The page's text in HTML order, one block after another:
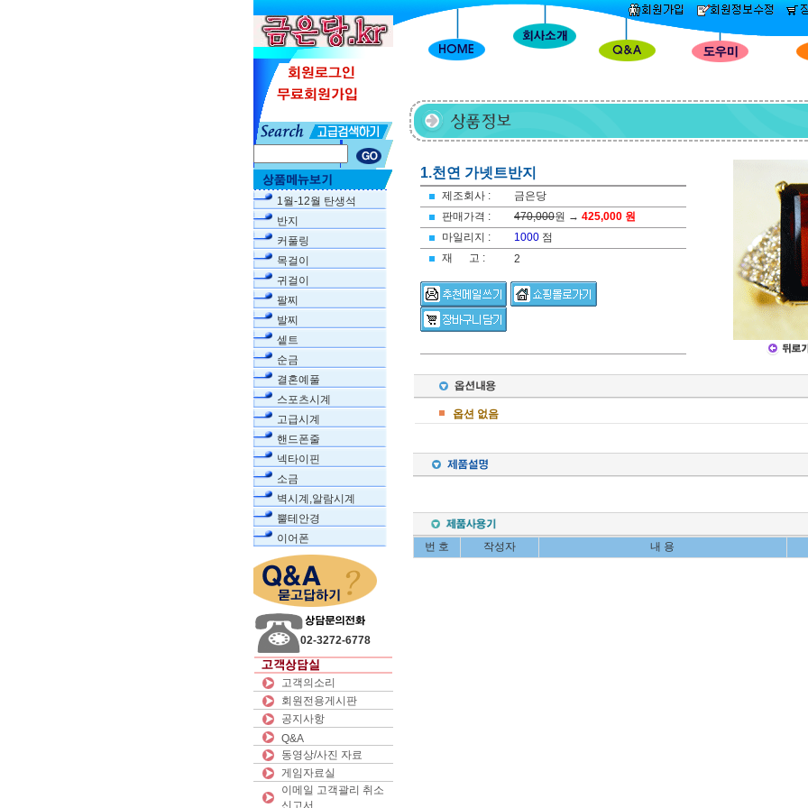
1월-12월 탄생석
반지
커풀링
목걸이
귀걸이
팔찌
발찌
셑트
순금
결혼예풀
스포츠시계
고급시계
핸드폰줄
넥타이핀
소금
벽시계,알람시계
뿔테안경
이어폰
02-3272-6778
고객의소리
회원전용게시판
공지사항
Q&A
동영상/사진 자료
게임자료실
이메일 고객괄리 취소
신고서
1.천연 가넷트반지
제조회사 :
금은당
판매가격 :
470,000원 → 425,000 원
마일리지 :
1000 점
재 고 :
2
옵션 없음
번 호 작성자 내 용